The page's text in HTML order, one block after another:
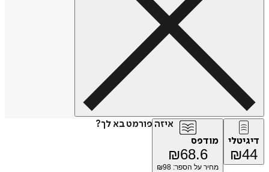
איזה פורמט בא לך?
דיגיטלי
₪44
מודפס
₪68.6
מחיר על הספר: ₪ 98